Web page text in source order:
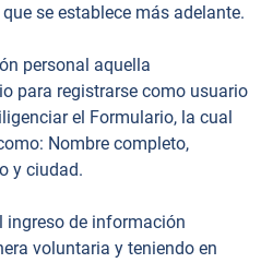
se establece más adelante.
personal aquella
para registrarse como usuario
el Formulario, la cual
Nombre completo,
y ciudad.
ingreso de información
voluntaria y teniendo en